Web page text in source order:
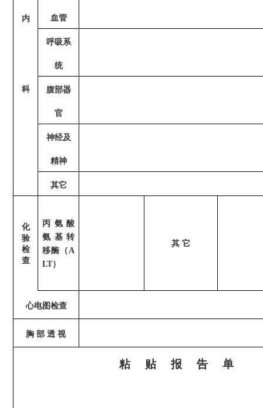
内
科
血管
呼吸系
统
腹部器
官
神经及
精神
其它
化
验
检
查
丙氨酸
氨基转
移酶（A
LT）
其 它
心电图检查
胸 部 透 视
粘 贴 报 告 单